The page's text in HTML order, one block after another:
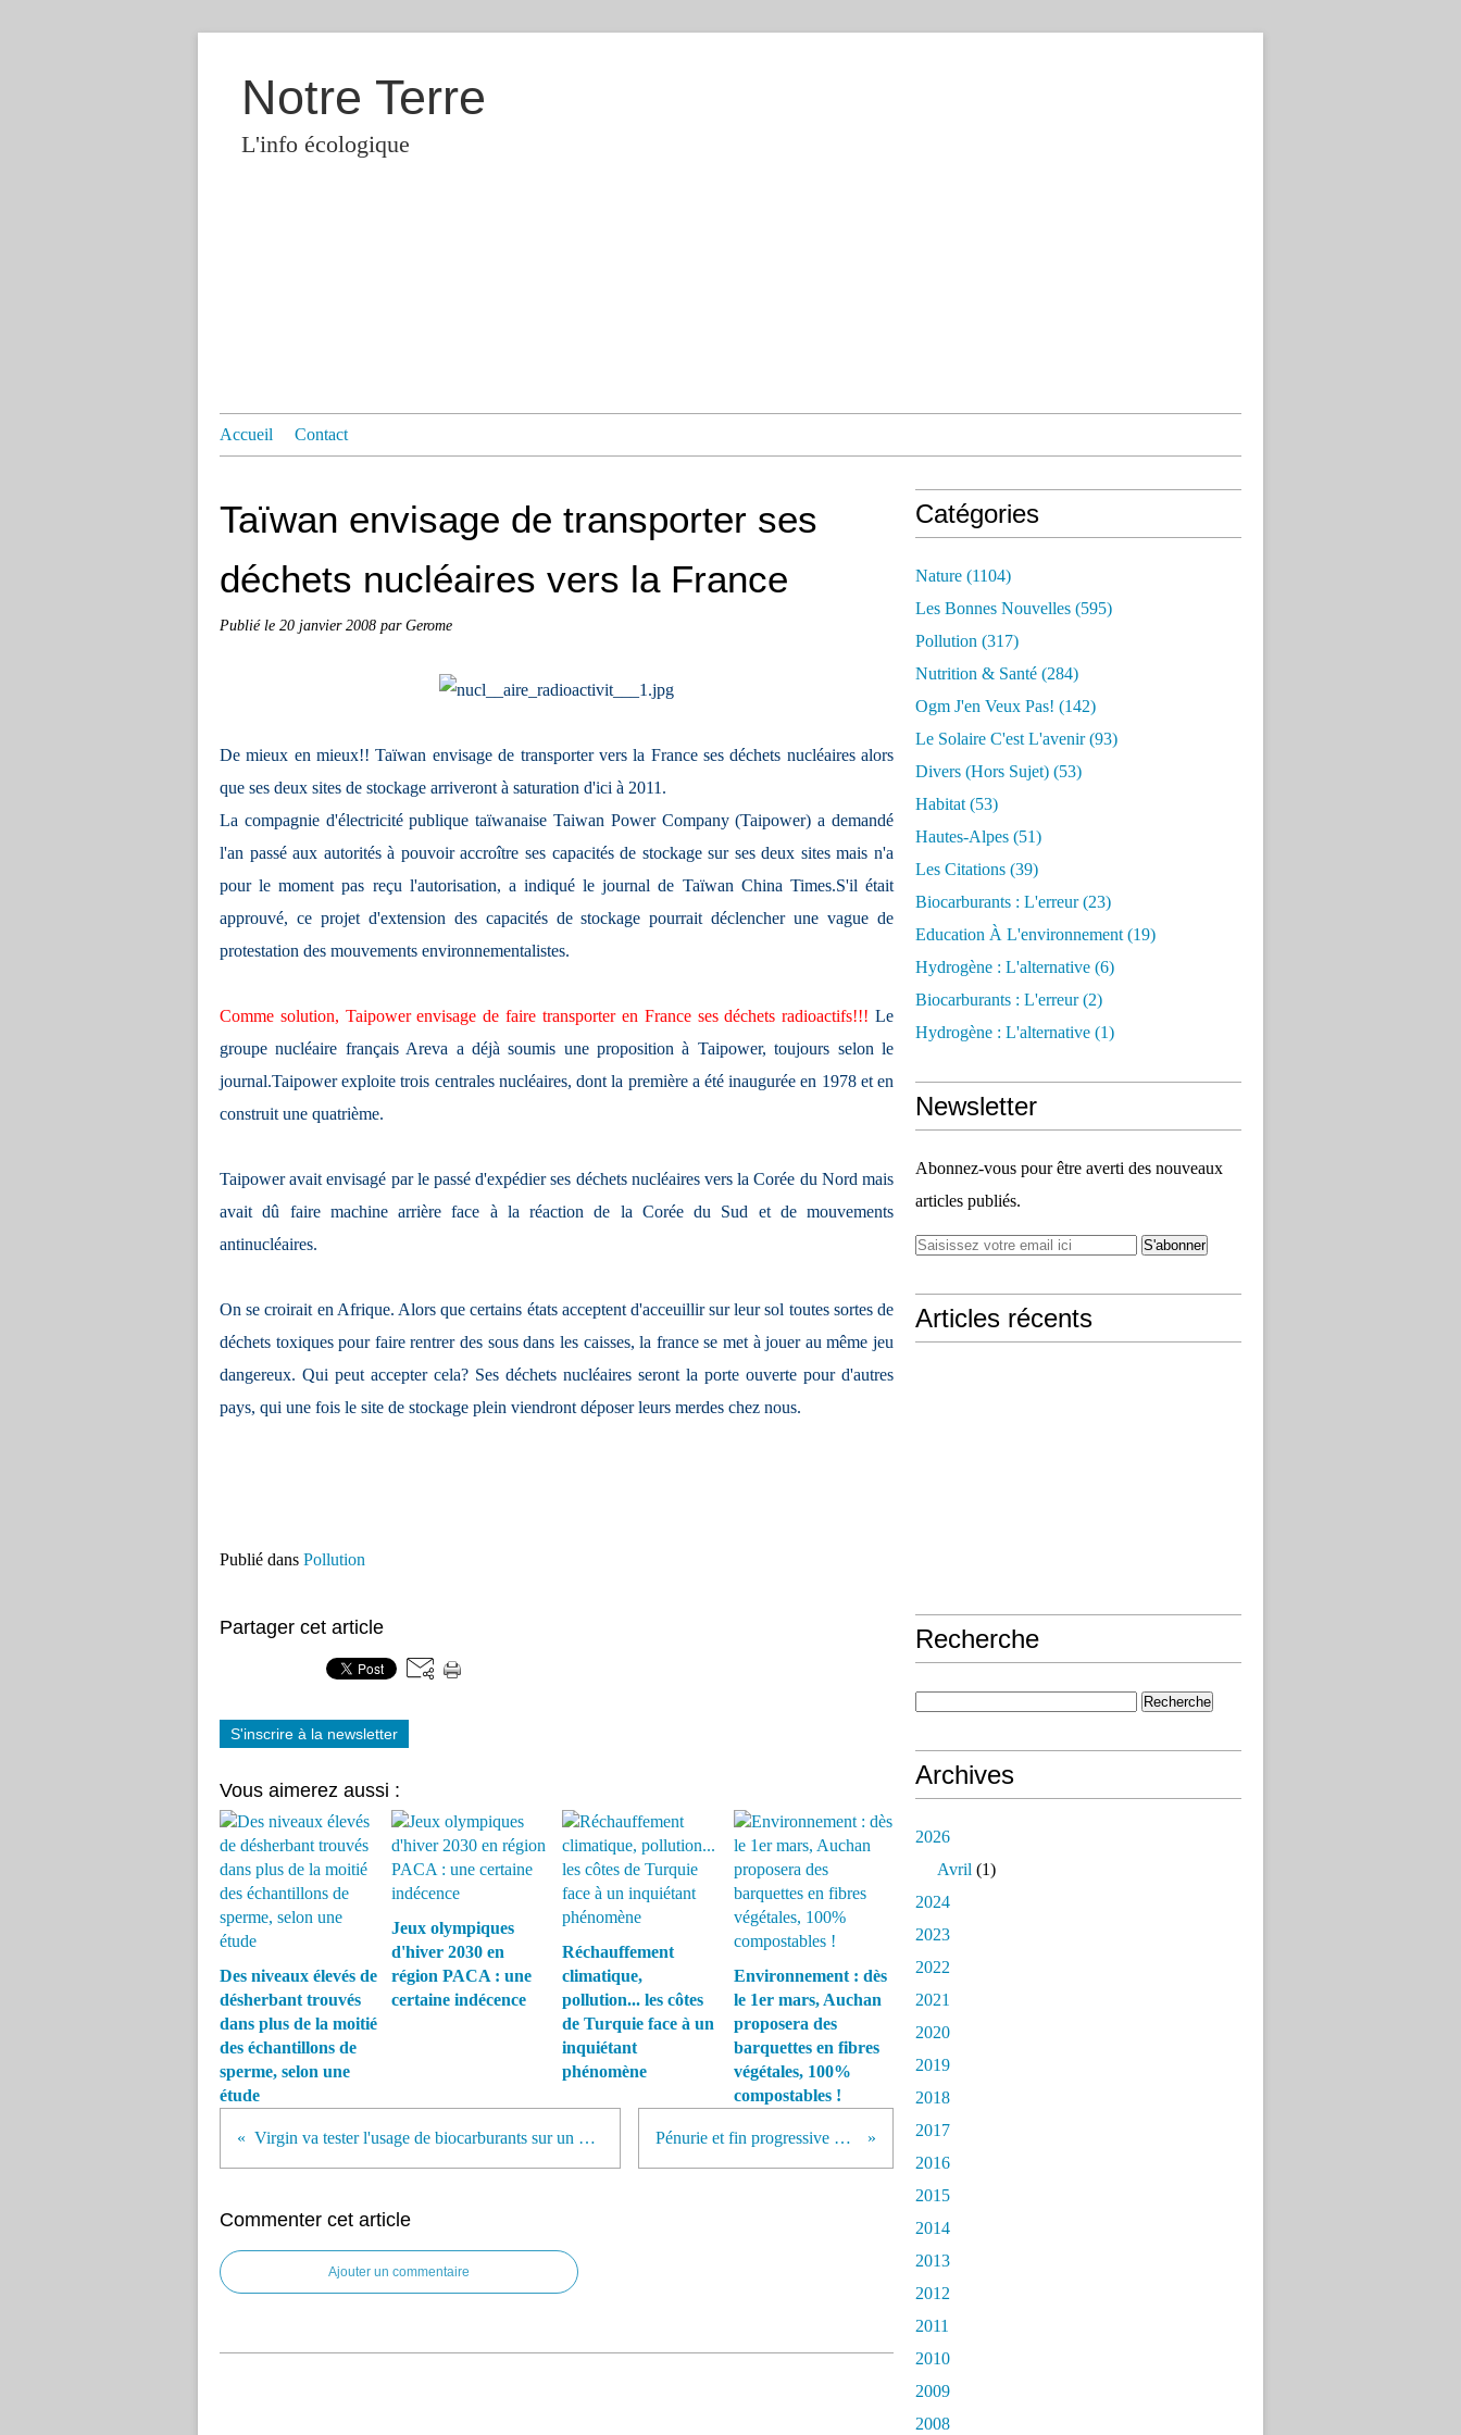
Notre Terre
L'info écologique
Accueil Contact
Taïwan envisage de transporter ses
déchets nucléaires vers la France
Publié le 20 janvier 2008 par Gerome
De mieux en mieux!! Taïwan envisage de transporter vers la France ses déchets nucléaires alors
que ses deux sites de stockage arriveront à saturation d'ici à 2011.
La compagnie d'électricité publique taïwanaise Taiwan Power Company (Taipower) a demandé
l'an passé aux autorités à pouvoir accroître ses capacités de stockage sur ses deux sites mais n'a
pour le moment pas reçu l'autorisation, a indiqué le journal de Taïwan China Times.S'il était
approuvé, ce projet d'extension des capacités de stockage pourrait déclencher une vague de
protestation des mouvements environnementalistes.
Comme solution, Taipower envisage de faire transporter en France ses déchets radioactifs!!! Le
groupe nucléaire français Areva a déjà soumis une proposition à Taipower, toujours selon le
journal.Taipower exploite trois centrales nucléaires, dont la première a été inaugurée en 1978 et en
construit une quatrième.
Taipower avait envisagé par le passé d'expédier ses déchets nucléaires vers la Corée du Nord mais
avait dû faire machine arrière face à la réaction de la Corée du Sud et de mouvements
antinucléaires.
On se croirait en Afrique. Alors que certains états acceptent d'acceuillir sur leur sol toutes sortes de
déchets toxiques pour faire rentrer des sous dans les caisses, la france se met à jouer au même jeu
dangereux. Qui peut accepter cela? Ses déchets nucléaires seront la porte ouverte pour d'autres
pays, qui une fois le site de stockage plein viendront déposer leurs merdes chez nous.
Publié dans Pollution
Partager cet article
S'inscrire à la newsletter
Vous aimerez aussi :
Des niveaux élevés de
désherbant trouvés
dans plus de la moitié
des échantillons de
sperme, selon une
étude
Jeux olympiques
d'hiver 2030 en
région PACA : une
certaine indécence
Réchauffement
climatique,
pollution... les côtes
de Turquie face à un
inquiétant
phénomène
Environnement : dès
le 1er mars, Auchan
proposera des
barquettes en fibres
végétales, 100%
compostables !
Virgin va tester l'usage de biocarburants sur un vol transatlantique Pénurie et fin progressive de l'uranium
Commenter cet article
Ajouter un commentaire
Catégories
Nature (1104)
Les Bonnes Nouvelles (595)
Pollution (317)
Nutrition & Santé (284)
Ogm J'en Veux Pas! (142)
Le Solaire C'est L'avenir(93)
Divers (hors Sujet) (53)
Habitat (53)
Hautes-Alpes (51)
Les Citations (39)
Biocarburants : L'erreur(23)
Education À L'environnement (19)
Hydrogène : L'alternative (6)
Biocarburants : L'erreur(2)
Hydrogène : L'alternative (1)
Newsletter
Abonnez-vous pour être averti des nouveaux
articles publiés.
Articles récents
Recherche
Archives
2026
Avril (1)
2024
2023
2022
2021
2020
2019
2018
2017
2016
2015
2014
2013
2012
2011
2010
2009
2008